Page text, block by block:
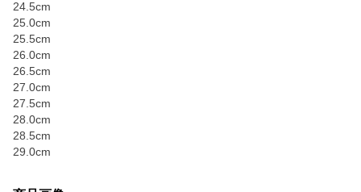
24.5cm
25.0cm
25.5cm
26.0cm
26.5cm
27.0cm
27.5cm
28.0cm
28.5cm
29.0cm